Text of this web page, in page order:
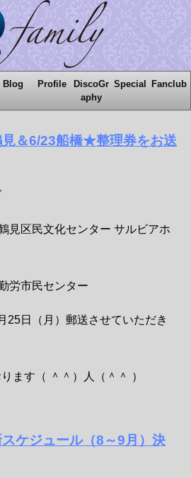
Blog Profile
DiscoGr
aphy
Special Fanclub
＆6/23船橋★整理券をお送
見区民文化センター サルビアホ
労市民センター
25日（月）郵送させていただき
ます（ ＾＾）人（＾＾ ）
ケジュール（8～9月）決